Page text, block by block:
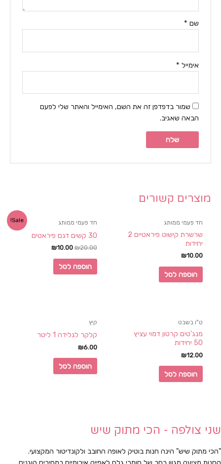
שם *
אימייל *
שמור בדפדפן זה את השם, האימייל והאתר שלי לפעם
הבאה שאגיב.
מוצרים קשורים
חד פעמי ממותג
שרשרת קישוט פיראטיים 2
יחידות
₪10.00
הוספה לסל
Sale! חד פעמי ממותג
30 קשים דגם פיראטים
₪20.00
₪10.00
הוספה לסל
ט"ו בשבט
מנג'טים קרטון דמוי עציץ
50 יחידות
₪12.00
הוספה לסל
קיץ
קלקר לגלידה 1 ליטר
₪6.00
הוספה לסל
שני צולפה - הכי מתוק שיש
"הכי מתוק שיש" הינה חנות בוטיק לאופה החובב ולקונדיטור המקצועי.